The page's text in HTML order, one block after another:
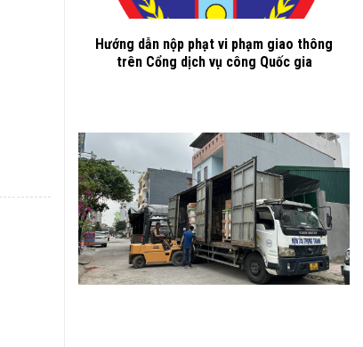
Hướng dẫn nộp phạt vi phạm giao thông
trên Cổng dịch vụ công Quốc gia